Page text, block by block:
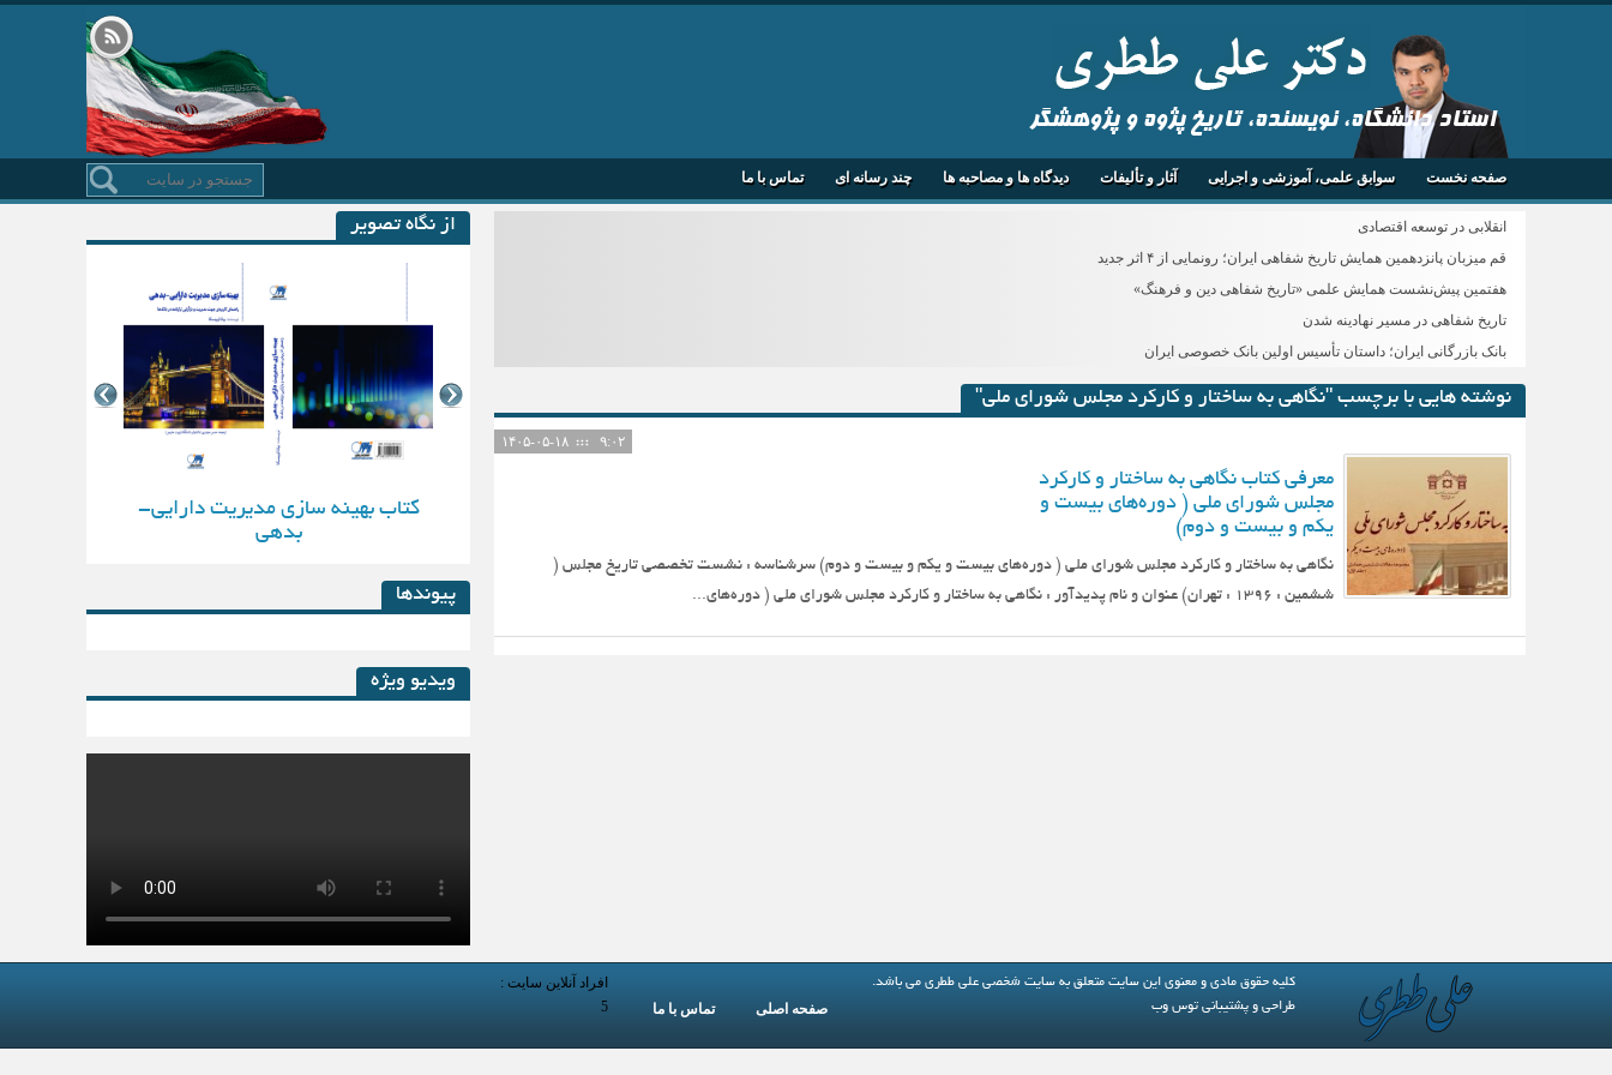
استاد دانشگاه، نویسنده، تاریخ پژوه و پژوهشگر
صفحه نخست سوابق علمی، آموزشی و اجرایی آثار و تألیفات دیدگاه ها و مصاحبه ها چند رسانه ای تماس با ما
انقلابی در توسعه اقتصادی
قم میزبان پانزدهمین همایش تاریخ شفاهی ایران؛ رونمایی از ۴ اثر جدید
هفتمین پیش‌نشست همایش علمی «تاریخ شفاهی دین و فرهنگ»
تاریخ شفاهی در مسیر نهادینه شدن
بانک بازرگانی ایران؛ داستان تأسیس اولین بانک خصوصی ایران
نوشته هایی با برچسب "نگاهی به ساختار و کارکرد مجلس شورای ملی"
۹:۰۲
معرفی کتاب نگاهی به ساختار و کارکرد
مجلس شورای ملی ( دوره‌های بیست و
یکم و بیست و دوم)‏
نگاهی به ساختار و کارکرد مجلس شورای ملی ( دوره‌های بیست و یکم و بیست و دوم) سرشناسه : نشست تخصصی تاریخ مجلس (
ششمین : ‏‫۱۳۹۶‏‬ : تهران) ‏عنوان و نام پديدآور : نگاهی به ساختار و کارکرد مجلس شورای ملی ( دوره‌های...
از نگاه تصویر
کتاب بهینه سازی مدیریت دارایی-
بدهی
پیوندها
ویدیو ویژه
کلیه حقوق مادی و معنوی این سایت متعلق به سایت شخصی علی ططری می باشد.
طراحی و پشتیبانی توس وب صفحه اصلی تماس با ما
افراد آنلاین سایت :
5